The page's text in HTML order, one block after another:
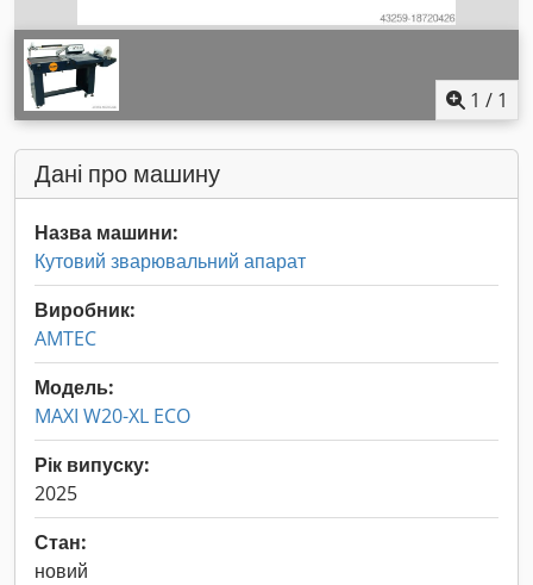
1 / 1
Дані про машину
Назва машини:
Кутовий зварювальний апарат
Виробник:
AMTEC
Модель:
MAXI W20-XL ECO
Рік випуску:
2025
Стан:
новий